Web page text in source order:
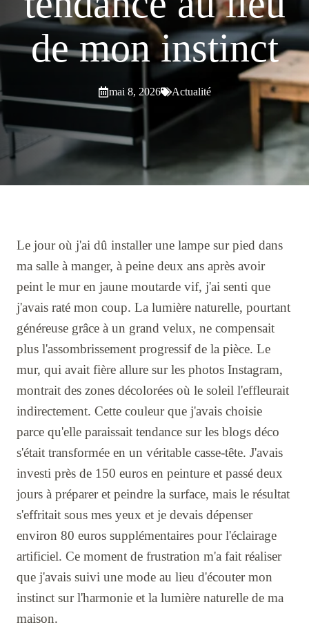
de mon instinct
mai 8, 2026 Actualité
Le jour où j'ai dû installer une lampe sur pied dans
ma salle à manger, à peine deux ans après avoir
peint le mur en jaune moutarde vif, j'ai senti que
j'avais raté mon coup. La lumière naturelle, pourtant
généreuse grâce à un grand velux, ne compensait
plus l'assombrissement progressif de la pièce. Le
mur, qui avait fière allure sur les photos Instagram,
montrait des zones décolorées où le soleil l'effleurait
indirectement. Cette couleur que j'avais choisie
parce qu'elle paraissait tendance sur les blogs déco
s'était transformée en un véritable casse-tête. J'avais
investi près de 150 euros en peinture et passé deux
jours à préparer et peindre la surface, mais le résultat
s'effritait sous mes yeux et je devais dépenser
environ 80 euros supplémentaires pour l'éclairage
artificiel. Ce moment de frustration m'a fait réaliser
que j'avais suivi une mode au lieu d'écouter mon
instinct sur l'harmonie et la lumière naturelle de ma
maison.